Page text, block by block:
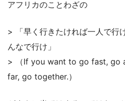
アフリカのことわざの
> 「早く行きたければ一人で行
んなで行け」
> （If you want to go fast, go
far, go together.）